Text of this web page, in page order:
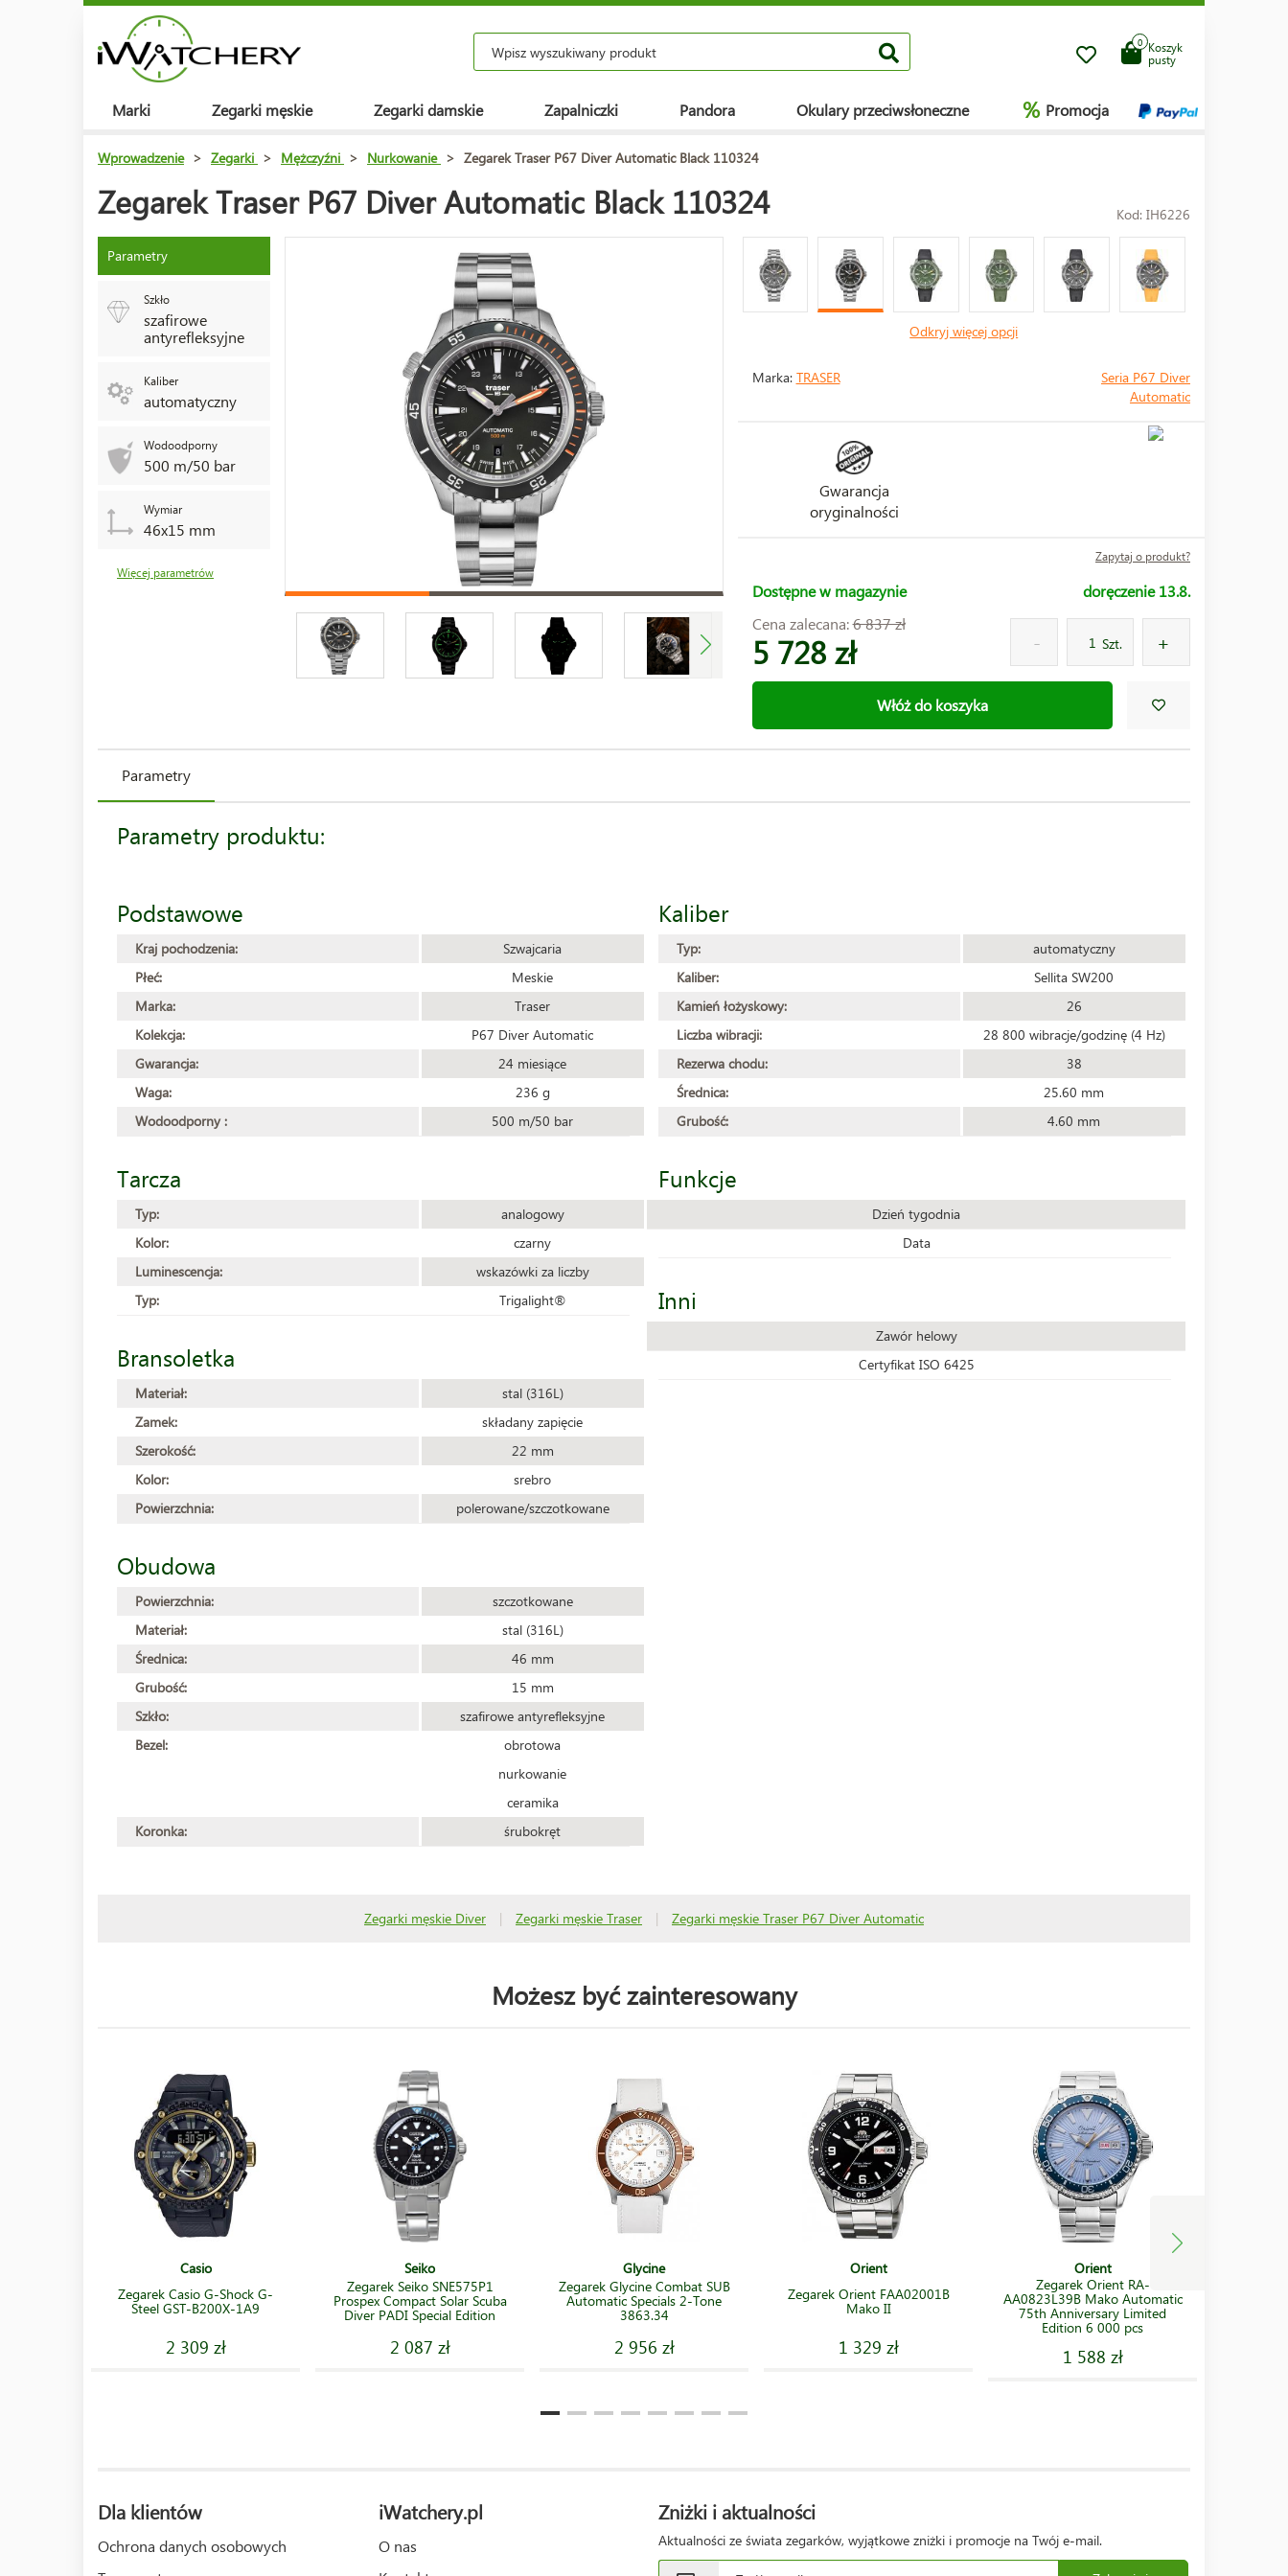
Koszyk
pusty
0
Marki Zegarki męskie Zegarki damskie Zapalniczki Pandora Okulary przeciwsłoneczne % Promocja
Wprowadzenie > Zegarki > Mężczyźni > Nurkowanie > Zegarek Traser P67 Diver Automatic Black 110324
Zegarek Traser P67 Diver Automatic Black 110324 Kod: IH6226
Parametry
Szkło
szafirowe
antyrefleksyjne
Kaliber
automatyczny
Wodoodporny
500 m/50 bar
Wymiar
46x15 mm
Więcej parametrów
Odkryj więcej opcji
Marka: TRASER
Seria P67 Diver
Automatic
Gwarancja
oryginalności
Zapytaj o produkt?
Dostępne w magazynie
doręczenie 13.8.
Cena zalecana:6 837 zł
5 728 zł Szt.
Włóż do koszyka
Parametry
Parametry produktu:
Podstawowe
Kraj pochodzenia:
Szwajcaria
Płeć:
Meskie
Marka:
Traser
Kolekcja:
P67 Diver Automatic
Gwarancja:
24 miesiące
Waga:
236 g
Wodoodporny :
500 m/50 bar
Tarcza
Typ:
analogowy
Kolor:
czarny
Luminescencja:
wskazówki za liczby
Typ:
Trigalight®
Bransoletka
Materiał:
stal (316L)
Zamek:
składany zapięcie
Szerokość:
22 mm
Kolor:
srebro
Powierzchnia:
polerowane/szczotkowane
Obudowa
Powierzchnia:
szczotkowane
Materiał:
stal (316L)
Średnica:
46 mm
Grubość:
15 mm
Szkło:
szafirowe antyrefleksyjne
Bezel:
obrotowa
nurkowanie
ceramika
Koronka:
śrubokręt
Kaliber
Typ:
automatyczny
Kaliber:
Sellita SW200
Kamień łożyskowy:
26
Liczba wibracji:
28 800 wibracje/godzinę (4 Hz)
Rezerwa chodu:
38
Średnica:
25.60 mm
Grubość:
4.60 mm
Funkcje
Dzień tygodnia
Data
Inni
Zawór helowy
Certyfikat ISO 6425
Zegarki męskie Diver | Zegarki męskie Traser | Zegarki męskie Traser P67 Diver Automatic
Możesz być zainteresowany
Casio
Zegarek Casio G-Shock G-
Steel GST-B200X-1A9
2 309 zł
Seiko
Zegarek Seiko SNE575P1
Prospex Compact Solar Scuba
Diver PADI Special Edition
2 087 zł
Glycine
Zegarek Glycine Combat SUB
Automatic Specials 2-Tone
3863.34
2 956 zł
Orient
Zegarek Orient FAA02001B
Mako II
1 329 zł
Orient
Zegarek Orient RA-
AA0823L39B Mako Automatic
75th Anniversary Limited
Edition 6 000 pcs
1 588 zł
Dla klientów
Ochrona danych osobowych
iWatchery.pl
O nas
Zniżki i aktualności
Aktualności ze świata zegarków, wyjątkowe zniżki i promocje na Twój e-mail.